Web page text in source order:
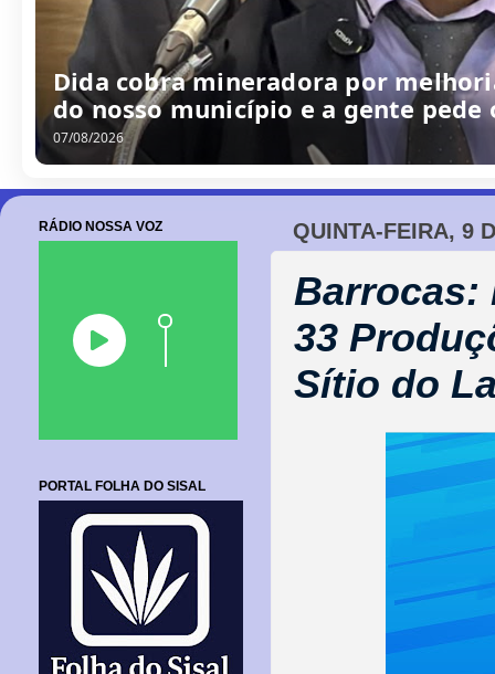
/
2
0
2
6
QUINTA-FEIRA, 9
Barrocas:
33
Sítio do
RÁDIO NOSSA VOZ
PORTAL FOLHA DO SISAL